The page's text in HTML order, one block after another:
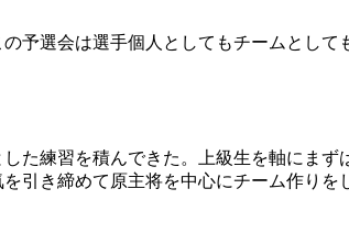
予選会は選手個人としてもチームとし
た練習を積んできた。上級生を軸にま
引き締めて原主将を中心にチーム作りを